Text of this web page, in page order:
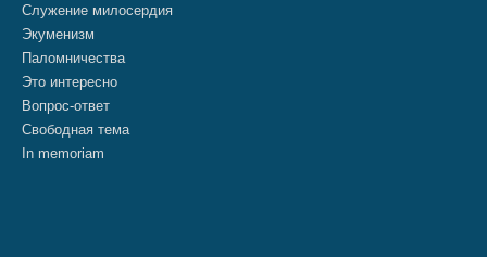
Служение милосердия
Экуменизм
Паломничества
Это интересно
Вопрос-ответ
Свободная тема
In memoriam